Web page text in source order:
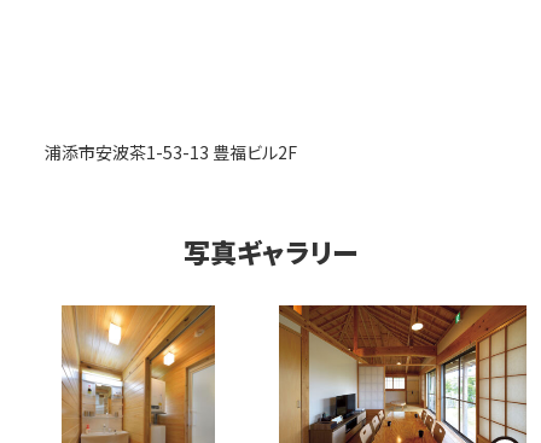
浦添市安波茶1-53-13 豊福ビル2F
写真ギャラリー